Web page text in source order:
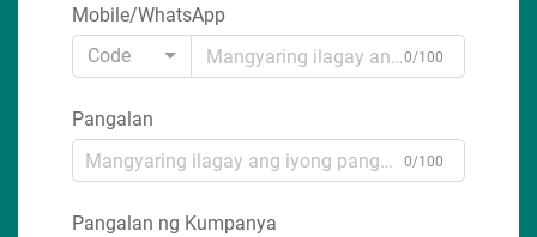
Mobile/WhatsApp
Code
0/100
Pangalan
0/100
Pangalan ng Kumpanya